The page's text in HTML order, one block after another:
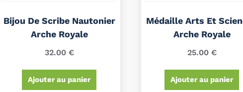
Bijou De Scribe Nautonier
Arche Royale
32.00 €
Ajouter au panier
Médaille Arts Et
Arche Royale
25.00 €
Ajouter au panier